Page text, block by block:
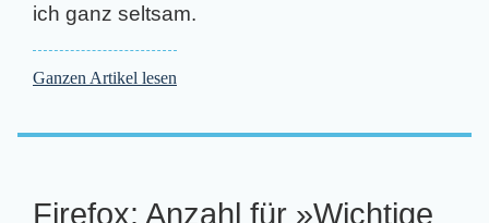
ich ganz seltsam.
Ganzen Artikel lesen
Firefox: Anzahl für »Wichtige